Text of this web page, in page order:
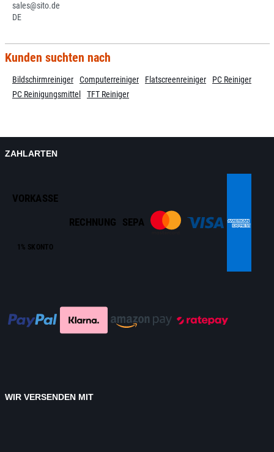
sales@sito.de
DE
Kunden suchten nach
Bildschirmreiniger Computerreiniger Flatscreenreiniger
PC Reiniger
PC Reinigungsmittel
TFT Reiniger
ZAHLARTEN
VORKASSE
1% SKONTO
RECHNUNG SEPA
WIR VERSENDEN MIT